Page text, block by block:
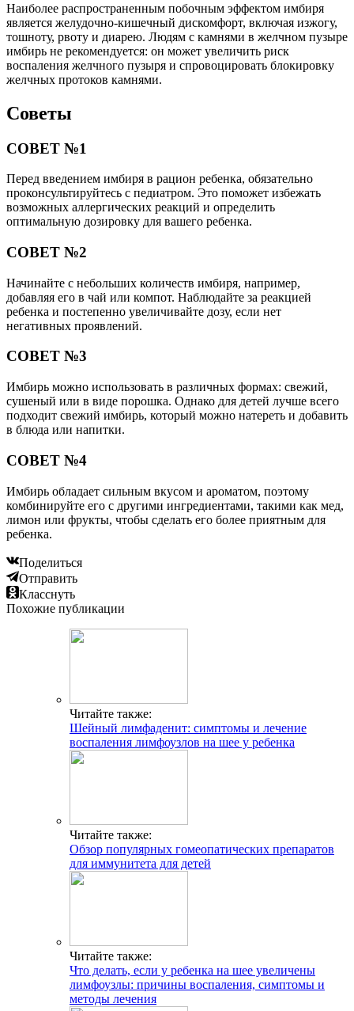
Наиболее распространенным побочным эффектом имбиря
является желудочно-кишечный дискомфорт, включая изжогу,
тошноту, рвоту и диарею. Людям с камнями в желчном пузыре
имбирь не рекомендуется: он может увеличить риск
воспаления желчного пузыря и спровоцировать блокировку
желчных протоков камнями.
Советы
СОВЕТ №1
Перед введением имбиря в рацион ребенка, обязательно
проконсультируйтесь с педиатром. Это поможет избежать
возможных аллергических реакций и определить
оптимальную дозировку для вашего ребенка.
СОВЕТ №2
Начинайте с небольших количеств имбиря, например,
добавляя его в чай или компот. Наблюдайте за реакцией
ребенка и постепенно увеличивайте дозу, если нет
негативных проявлений.
СОВЕТ №3
Имбирь можно использовать в различных формах: свежий,
сушеный или в виде порошка. Однако для детей лучше всего
подходит свежий имбирь, который можно натереть и добавить
в блюда или напитки.
СОВЕТ №4
Имбирь обладает сильным вкусом и ароматом, поэтому
комбинируйте его с другими ингредиентами, такими как мед,
лимон или фрукты, чтобы сделать его более приятным для
ребенка.
Поделиться
Отправить
Класснуть
Похожие публикации
Читайте также:
Шейный лимфаденит: симптомы и лечение
воспаления лимфоузлов на шее у ребенка
Читайте также:
Обзор популярных гомеопатических препаратов
для иммунитета для детей
Читайте также:
Что делать, если у ребенка на шее увеличены
лимфоузлы: причины воспаления, симптомы и
методы лечения